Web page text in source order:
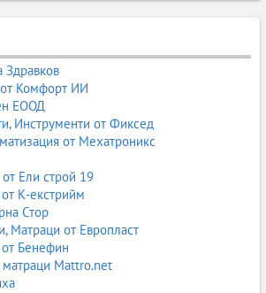
решения.
доставки, регулярни маршрути,
вериги, транспорт за онлайн магазини,
разтоварни дейности, GPS
на товара.
за вътрешен транспорт в България:
– Business.bg
товари
и логистични центрове
магазини и вериги
Здравков
Комфорт ИИ
ЕООД
Инструменти от Фиксед
от Мехатроникс
Ели строй 19
К-екстрийм
Стор
Матраци от Европласт
Бенефин
Mattro.net